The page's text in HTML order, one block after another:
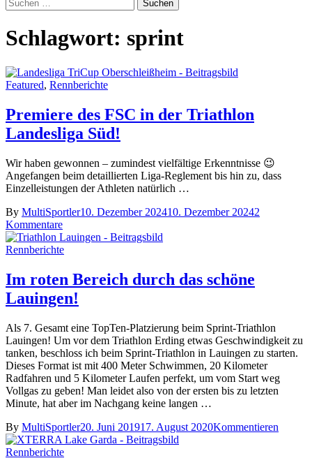
nach:
Schlagwort: sprint
Featured, Rennberichte
Premiere des FSC in der Triathlon
Landesliga Süd!
Wir haben gewonnen – zumindest vielfältige Erkenntnisse 😉
Angefangen beim detaillierten Liga-Reglement bis hin zu, dass
Einzelleistungen der Athleten natürlich …
By MultiSportler10. Dezember 202410. Dezember 20242
Kommentare
Rennberichte
Im roten Bereich durch das schöne
Lauingen!
Als 7. Gesamt eine TopTen-Platzierung beim Sprint-Triathlon
Lauingen! Um vor dem Triathlon Erding etwas Geschwindigkeit zu
tanken, beschloss ich beim Sprint-Triathlon in Lauingen zu starten.
Dieses Format ist mit 400 Meter Schwimmen, 20 Kilometer
Radfahren und 5 Kilometer Laufen perfekt, um vom Start weg
Vollgas zu geben! Man leidet also von der ersten bis zu letzten
Minute, hat aber im Nachgang keine langen …
By MultiSportler20. Juni 201917. August 2020Kommentieren
Rennberichte